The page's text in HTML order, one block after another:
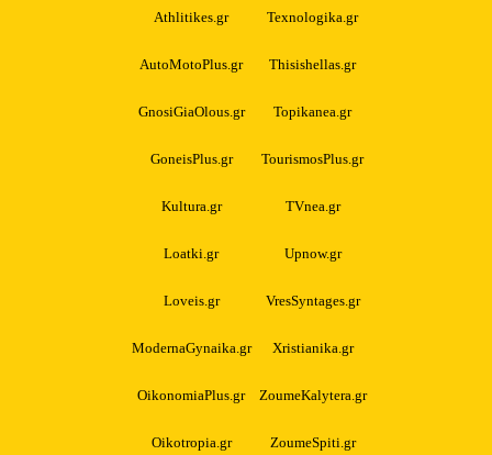
Athlitikes.gr Texnologika.gr
AutoMotoPlus.gr Thisishellas.gr
GnosiGiaOlous.gr Topikanea.gr
GoneisPlus.gr TourismosPlus.gr
Kultura.gr TVnea.gr
Loatki.gr Upnow.gr
Loveis.gr VresSyntages.gr
ModernaGynaika.gr Xristianika.gr
OikonomiaPlus.gr ZoumeKalytera.gr
Oikotropia.gr ZoumeSpiti.gr